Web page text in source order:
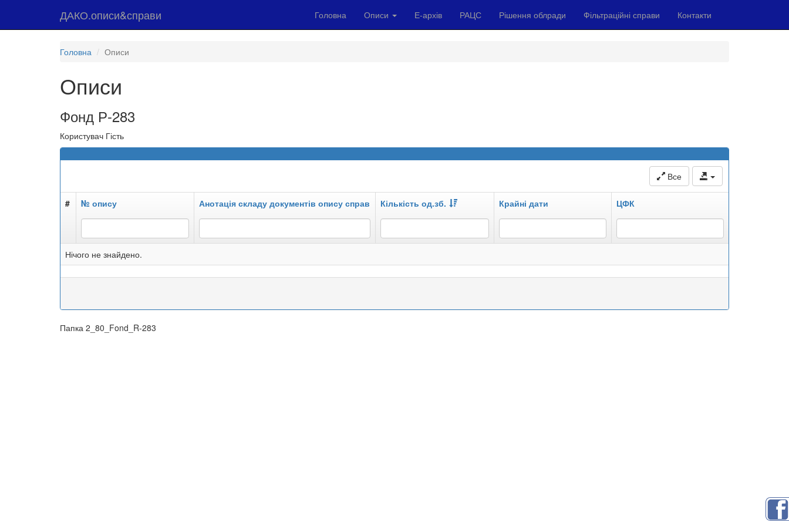
ДАКО.описи&справи Головна Описи Е-архів РАЦС Рішення облради Фільтраційні справи Контакти
Головна Описи
Описи
Фонд Р-283
Користувач Гість
Все
# № опису Анотація складу документів опису справ Кількість од.зб. Крайні дати ЦФК
Нічого не знайдено.
Папка 2_80_Fond_R-283